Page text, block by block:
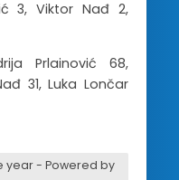
3, Viktor Nađ 2,
Prlainović 68,
31, Luka Lončar
year - Powered by